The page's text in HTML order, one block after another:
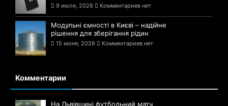
9 июля, 2026 Комментариев нет
Модульні ємності в Києві – надійне
рішення для зберігання рідин
15 июня, 2026 Комментариев нет
Комментарии
На Львівщині футбольний матч